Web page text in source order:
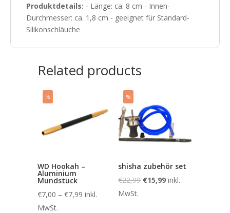
Produktdetails: - Länge: ca. 8 cm - Innen-
Durchmesser: ca. 1,8 cm - geeignet für Standard-
Silikonschläuche
Related products
%
WD Hookah –
Aluminium
Mundstück
€7,00 –€7,99 inkl.
MwSt.
%
shisha zubehör set
€22,99 €15,99 inkl.
MwSt.